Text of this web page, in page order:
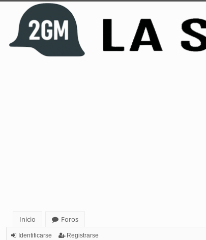
Inicio
Foros
Identificarse Registrarse